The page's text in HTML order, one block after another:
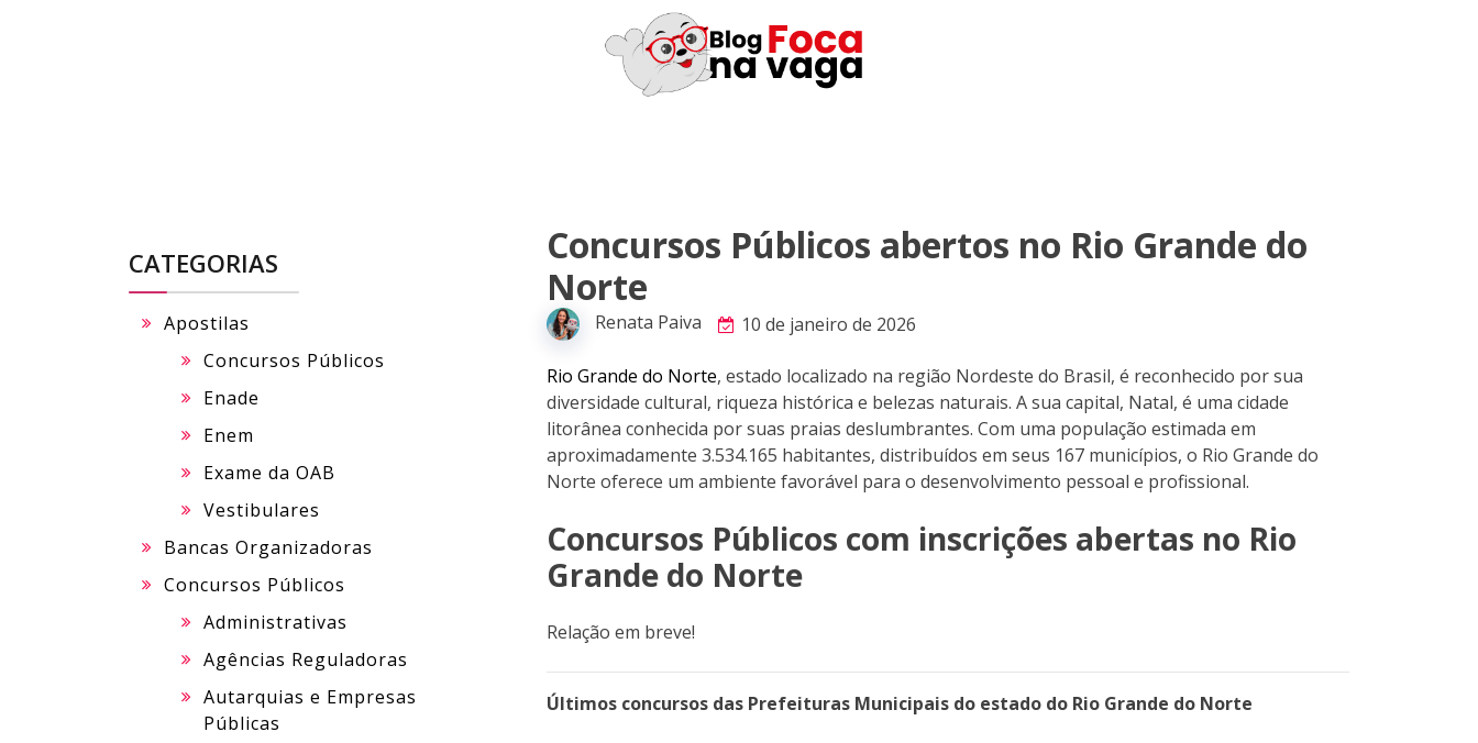
Concursos Públicos abertos no Rio Grande do
Norte
Renata Paiva 10 de janeiro de 2026
Rio Grande do Norte, estado localizado na região Nordeste do Brasil, é reconhecido por sua
diversidade cultural, riqueza histórica e belezas naturais. A sua capital, Natal, é uma cidade
litorânea conhecida por suas praias deslumbrantes. Com uma população estimada em
aproximadamente 3.534.165 habitantes, distribuídos em seus 167 municípios, o Rio Grande do
Norte oferece um ambiente favorável para o desenvolvimento pessoal e profissional.
Concursos Públicos com inscrições abertas no Rio
Grande do Norte
Relação em breve!
Últimos concursos das Prefeituras Municipais do estado do Rio Grande do Norte
CATEGORIAS
Apostilas
Concursos Públicos
Enade
Enem
Exame da OAB
Vestibulares
Bancas Organizadoras
Concursos Públicos
Administrativas
Agências Reguladoras
Autarquias e Empresas
Públicas